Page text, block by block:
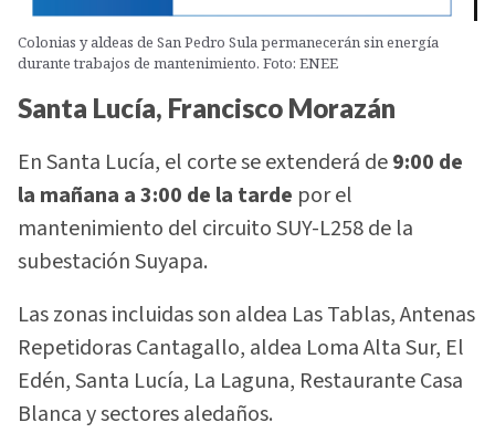
Colonias y aldeas de San Pedro Sula permanecerán sin energía
durante trabajos de mantenimiento. Foto: ENEE
Santa Lucía, Francisco Morazán
En Santa Lucía, el corte se extenderá de9:00 de
la mañana a 3:00 de la tarde por el
mantenimiento del circuito SUY-L258 de la
subestación Suyapa.
Las zonas incluidas son aldea Las Tablas, Antenas
Repetidoras Cantagallo, aldea Loma Alta Sur, El
Edén, Santa Lucía, La Laguna, Restaurante Casa
Blanca y sectores aledaños.